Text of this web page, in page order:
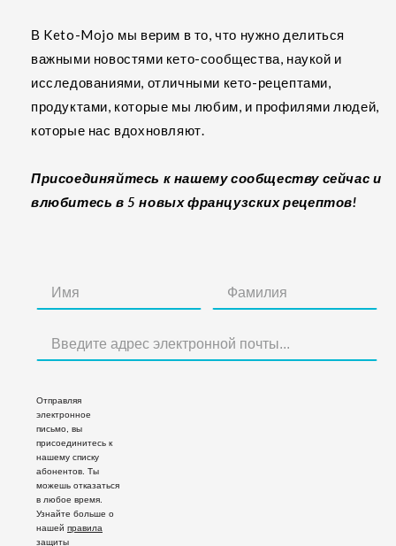
В Keto-Mojo мы верим в то, что нужно делиться
важными новостями кето-сообщества, наукой и
исследованиями, отличными кето-рецептами,
продуктами, которые мы любим, и профилями людей,
которые нас вдохновляют.
Присоединяйтесь к нашему сообществу сейчас и
влюбитесь в 5 новых французских рецептов!
Отправляя
электронное
письмо, вы
присоединитесь к
нашему списку
абонентов. Ты
можешь отказаться
в любое время.
Узнайте больше о
нашей правила
защиты